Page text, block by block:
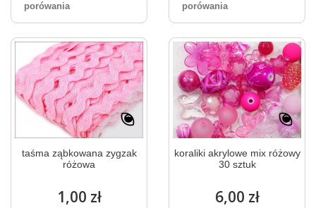
porówania
porówania
taśma ząbkowana zygzak
różowa
1,00 zł
koraliki akrylowe mix różowy
30 sztuk
6,00 zł